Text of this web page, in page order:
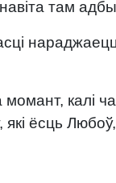
там
калі
ёсць